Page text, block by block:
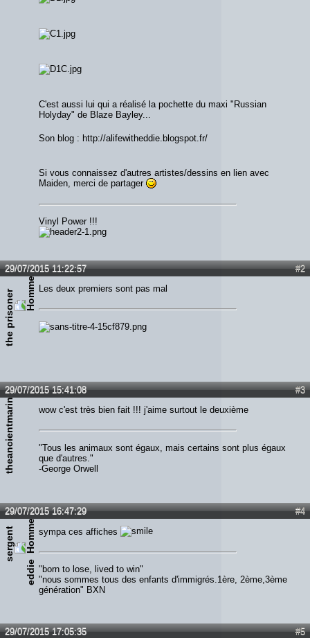
C'est aussi lui qui a réalisé la pochette du maxi "Russian
Holyday" de Blaze Bayley...
Son blog : http://alifewitheddie.blogspot.fr/
Si vous connaissez d'autres artistes/dessins en lien avec
Maiden, merci de partager
Vinyl Power !!!
#2
29/07/2015 11:22:57
the prisoner
Les deux premiers sont pas mal
#3
29/07/2015 15:41:08
theancientmariner wow c'est très bien fait !!! j'aime surtout le deuxième
"Tous les animaux sont égaux, mais certains sont plus égaux
que d'autres."
-George Orwell
#4
29/07/2015 16:47:29
s
e
r
g
e
n
t
e
d
d
i
e
sympa ces affiches
"born to lose, lived to win"
"nous sommes tous des enfants d'immigrés.1ère, 2ème,3ème
génération" BXN
#5
29/07/2015 17:05:35